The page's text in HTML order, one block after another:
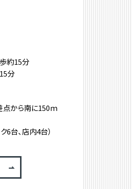
約15分
分
点から南に150ｍ
台、店内4台）